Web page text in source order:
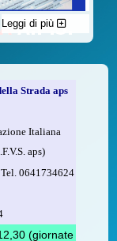
a favore
superstiti ed ai
per mille della
delle
associazioni
Leggi di più
Strada aps
Italiana
aps)
0641734624
(giornate